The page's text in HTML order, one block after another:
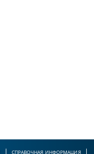
СПРАВОЧНАЯ ИНФОРМАЦИЯ